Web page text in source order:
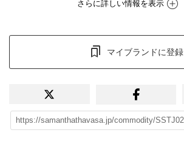
さらに詳しい情報を表示
マイブランドに登録